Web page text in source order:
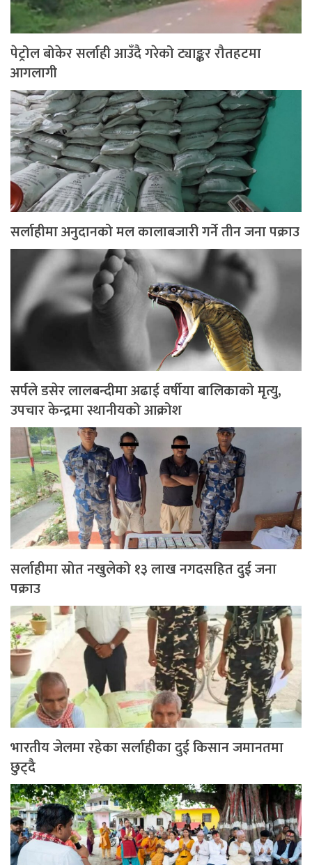
पेट्रोल बोकेर सर्लाही आउँदै गरेको ट्याङ्कर रौतहटमा
आगलागी
सर्लाहीमा अनुदानको मल कालाबजारी गर्ने तीन जना पक्राउ
सर्पले डसेर लालबन्दीमा अढाई वर्षीया बालिकाको मृत्यु,
उपचार केन्द्रमा स्थानीयको आक्रोश
सर्लाहीमा स्रोत नखुलेको १३ लाख नगदसहित दुई जना
पक्राउ
भारतीय जेलमा रहेका सर्लाहीका दुई किसान जमानतमा
छुट्दै